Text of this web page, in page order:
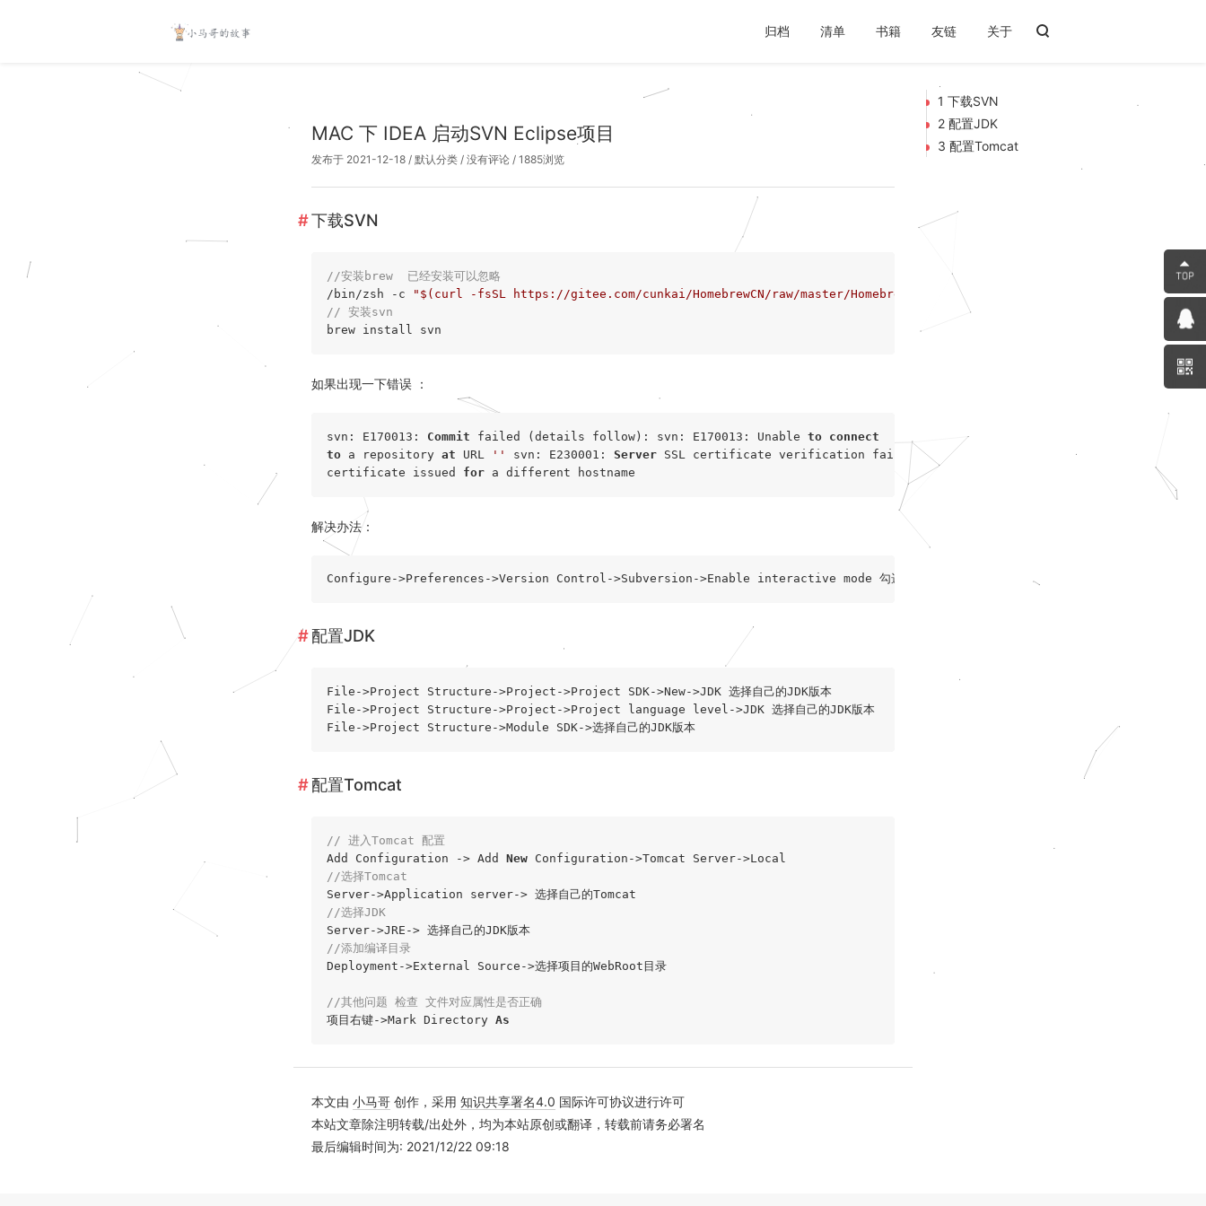
归档 清单 书籍 友链 关于
MAC 下 IDEA 启动SVN Eclipse项目
发布于 2021-12-18 / 默认分类 / 没有评论 / 1885浏览
下载SVN
//安装brew  已经安装可以忽略
/bin/zsh -c
"$(curl -fsSL https://gitee.com/cunkai/HomebrewCN/raw/master/Homebrew.sh)"
// 安装svn
如果出现一下错误 ：
svn: E170013: Commit failed (details follow): svn: E170013: Unable to
connect
to a repository at URL '' svn: E230001: Server SSL certificate verification failed:
certificate issued for
解决办法：
配置JDK
File->Project Structure->Project->Project SDK->New->JDK 选择自己的JDK版本
File->Project Structure->Project->Project language level->JDK 选择自己的JDK版本
File->Project Structure->Module SDK->选择自己的JDK版本
配置Tomcat
// 进入Tomcat 配置
Add Configuration -> Add New
//选择Tomcat
//选择JDK
Server->JRE-> 选择自己的JDK版本
//添加编译目录
Deployment->External Source->选择项目的WebRoot目录
//其他问题 检查 文件对应属性是否正确
项目右键->Mark Directory As
本文由 小马哥 创作，采用 知识共享署名4.0 国际许可协议进行许可
本站文章除注明转载/出处外，均为本站原创或翻译，转载前请务必署名
最后编辑时间为: 2021/12/22 09:18
1 下载SVN
2 配置JDK
3 配置Tomcat